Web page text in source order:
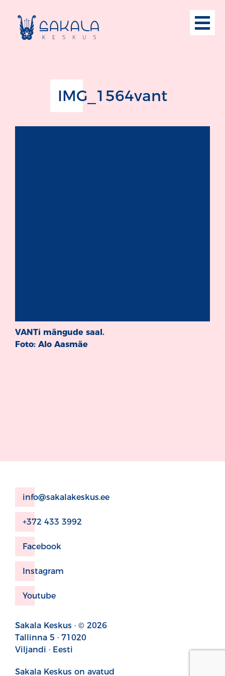
IMG_1564vant
VANTi mängude saal.
Foto: Alo Aasmäe
info@sakalakeskus.ee
+372 433 3992
Facebook
Instagram
Youtube
Sakala Keskus · © 2026
Tallinna 5 · 71020
Viljandi · Eesti
Sakala Keskus on avatud